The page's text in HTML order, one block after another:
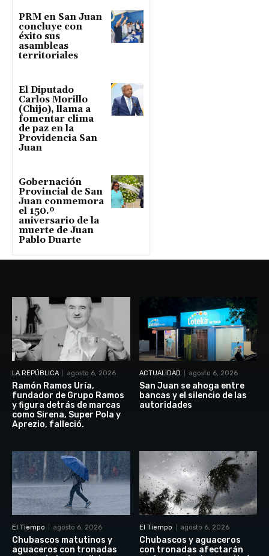
PRM en San Juan
concluye con
éxito sus
asambleas
territoriales
El Diputado
Carlos Morillo
(Chijo), llama a
fomentar clima
de paz en la
Providencia San
Juan
Gobernación
Provincial de San
Juan conmemora
el 150.º
aniversario de la
muerte de Juan
Pablo Duarte
LA REPÚBLICA agosto 6, 2026
Ramón Ramos Uría,
fundador de Grupo Ramos
y figura detrás de marcas
como Sirena, Super Pola y
Aprezio, falleció.
ACTUALIDAD agosto 6, 2026
San Juan se ahoga entre
bancas y el silencio de las
autoridades
El Tiempo agosto 6, 2026
Chubascos matutinos y
aguaceros con tronadas
El Tiempo agosto 6, 2026
Chubascos y aguaceros
con tronadas afectarán